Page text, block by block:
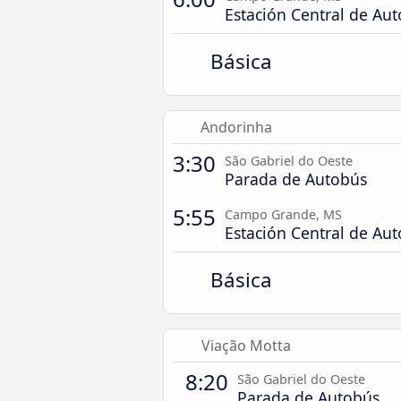
Estación Central de
Básica
Andorinha
3:30 São Gabriel do Oeste
Parada de Autobús
5:55 Campo Grande, MS
Estación Central de
Básica
Viação Motta
8:20 São Gabriel do Oeste